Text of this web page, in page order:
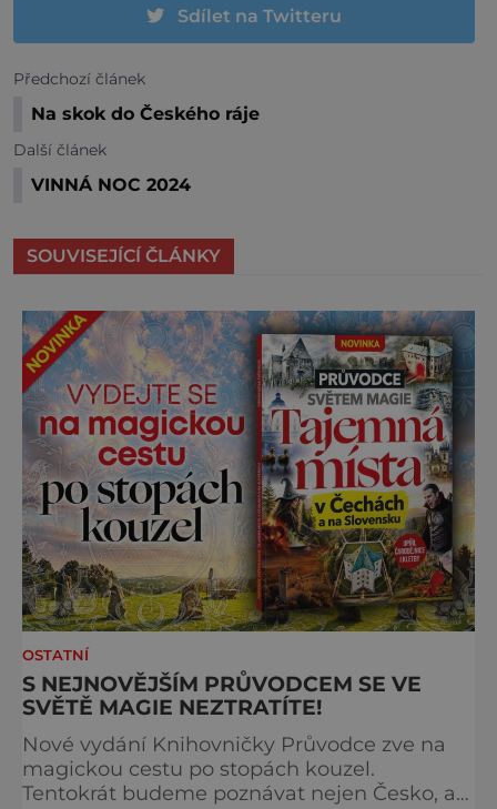
Sdílet na Twitteru
Předchozí článek
Na skok do Českého ráje
Další článek
VINNÁ NOC 2024
SOUVISEJÍCÍ ČLÁNKY
OSTATNÍ
S NEJNOVĚJŠÍM PRŮVODCEM SE VE
SVĚTĚ MAGIE NEZTRATÍTE!
Nové vydání Knihovničky Průvodce zve na
magickou cestu po stopách kouzel.
Tentokrát budeme poznávat nejen Česko, ale